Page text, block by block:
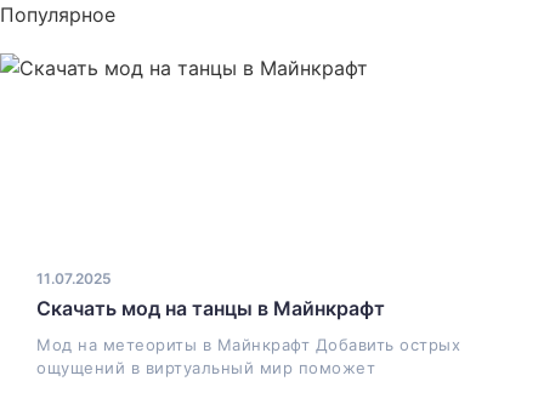
Популярное
Скачать мод на танцы в Майнкрафт
Мод на метеориты в Майнкрафт Добавить острых
ощущений в виртуальный мир поможет
11.07.2025